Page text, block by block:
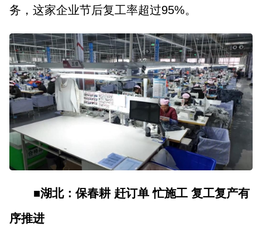
务，这家企业节后复工率超过95%。
■湖北：保春耕 赶订单 忙施工 复工复产有
序推进